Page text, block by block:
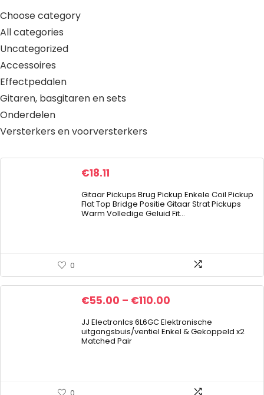
Choose category
All categories
Uncategorized
Accessoires
Effectpedalen
Gitaren, basgitaren en sets
Onderdelen
Versterkers en voorversterkers
€18.11
Gitaar Pickups Brug Pickup Enkele Coil Pickup
Flat Top Bridge Positie Gitaar Strat Pickups
Warm Volledige Geluid Fit…
0
€55.00 – €110.00
€55.00
JJ ElectronIcs 6L6GC Elektronische
uitgangsbuis/ventiel Enkel & Gekoppeld x2
Matched Pair
0